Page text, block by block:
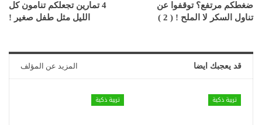
ضغطكم مرتفع؟ توقفوا عن
تناول السكر لا الملح ! ( 2 )
4 تمارين تجعلكم تنامون كل
الليل مثل طفل صغير !
قد يعجبك ايضا المزيد عن المؤلف
تربية ذكية تربية ذكية